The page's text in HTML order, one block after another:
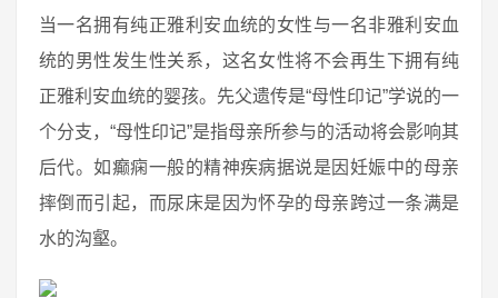
当一名拥有纯正雅利安血统的女性与一名非雅利安血
统的男性发生性关系，这名女性将不会再生下拥有纯
正雅利安血统的婴孩。先父遗传是“母性印记”学说的一
个分支，“母性印记”是指母亲所参与的活动将会影响其
后代。如癫痫一般的精神疾病据说是因妊娠中的母亲
摔倒而引起，而尿床是因为怀孕的母亲跨过一条满是
水的沟壑。